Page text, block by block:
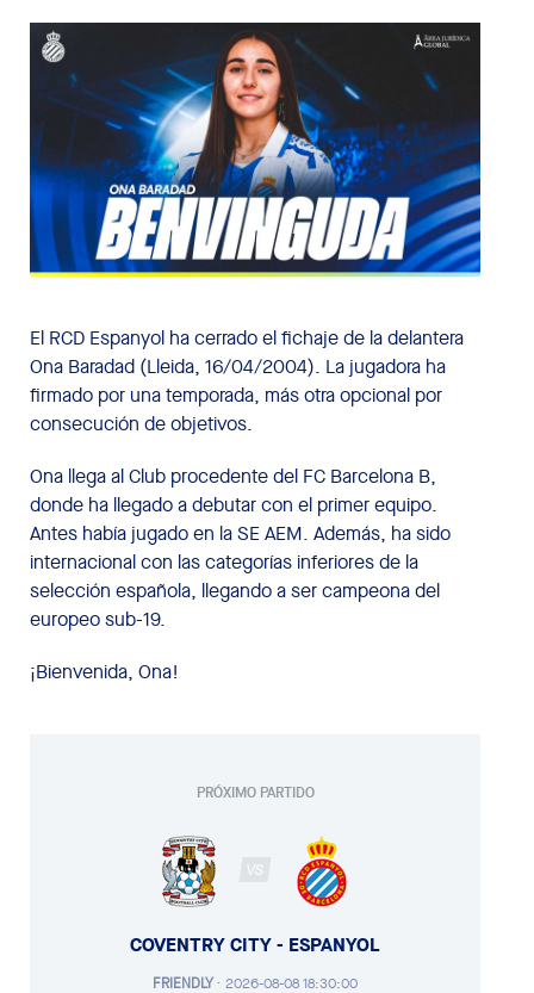
El RCD Espanyol ha cerrado el fichaje de la delantera
Ona Baradad (Lleida, 16/04/2004). La jugadora ha
firmado por una temporada, más otra opcional por
consecución de objetivos.
Ona llega al Club procedente del FC Barcelona B,
donde ha llegado a debutar con el primer equipo.
Antes había jugado en la SE AEM. Además, ha sido
internacional con las categorías inferiores de la
selección española, llegando a ser campeona del
europeo sub-19.
¡Bienvenida, Ona!
PRÓXIMO PARTIDO
VS
COVENTRY CITY - ESPANYOL
FRIENDLY· 2026-08-08 18:30:00